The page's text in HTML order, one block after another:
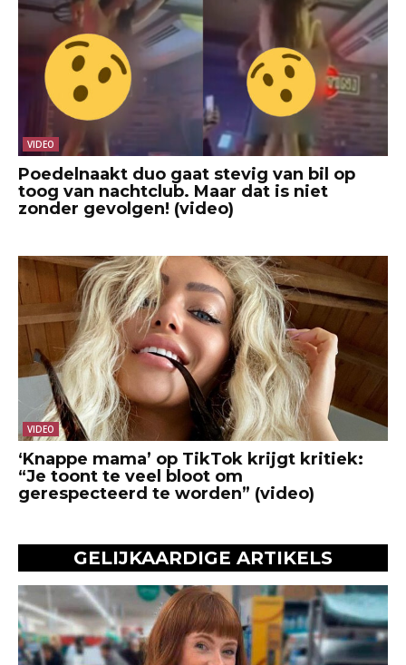
VIDEO
Poedelnaakt duo gaat stevig van bil op
toog van nachtclub. Maar dat is niet
zonder gevolgen! (video)
VIDEO
‘Knappe mama’ op TikTok krijgt kritiek:
“Je toont te veel bloot om
gerespecteerd te worden” (video)
GELIJKAARDIGE ARTIKELS